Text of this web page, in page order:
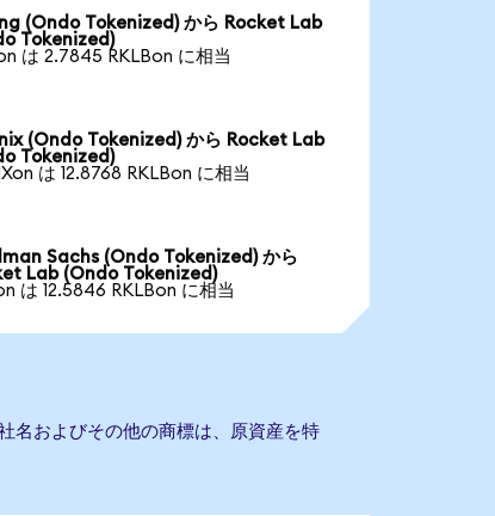
(Ondo Tokenized) から Rocket Lab
Tokenized)
は 2.7845 RKLBon に相当
(Ondo Tokenized) から Rocket Lab
Tokenized)
は 12.8768 RKLBon に相当
Sachs (Ondo Tokenized) から
Lab (Ondo Tokenized)
は 12.5846 RKLBon に相当
名およびその他の商標は、原資産を特